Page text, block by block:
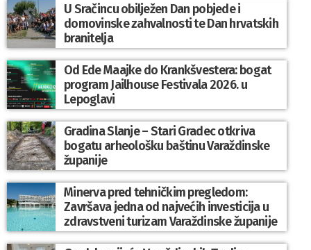
U Sračincu obilježen Dan pobjede i
domovinske zahvalnosti te Dan hrvatskih
branitelja
Od Ede Maajke do Krankšvestera: bogat
program Jailhouse Festivala 2026. u
Lepoglavi
Gradina Slanje – Stari Gradec otkriva
bogatu arheološku baštinu Varaždinske
županije
Minerva pred tehničkim pregledom:
Završava jedna od najvećih investicija u
zdravstveni turizam Varaždinske županije